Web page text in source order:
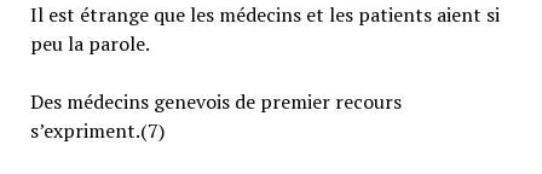
Il est étrange que les médecins et les patients aient si
peu la parole.
Des médecins genevois de premier recours
s’expriment.(7)